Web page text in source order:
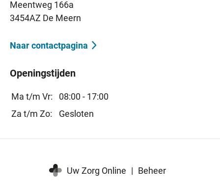
Meentweg 166a
3454AZ De Meern
Naar contactpagina
Openingstijden
Ma t/m Vr:
08:00 - 17:00
Za t/m Zo:
Gesloten
Uw Zorg Online | Beheer